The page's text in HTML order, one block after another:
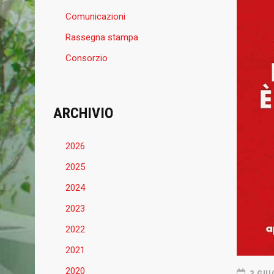
Comunicazioni
Rassegna stampa
Consorzio
ARCHIVIO
2026
2025
2024
2023
2022
2021
2020
dilettantistica fondata nel 1958.
La Prima Squadra attualmente partecipa
all’A2, riconquistata dopo 37 anni il giorno
ULTIME
Basket
del
Un
24 LUGLIO
22 LUGLIO